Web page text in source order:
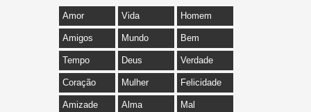
Amor Vida Homem
Amigos Mundo Bem
Tempo Deus Verdade
Coração Mulher Felicidade
Amizade Alma Mal